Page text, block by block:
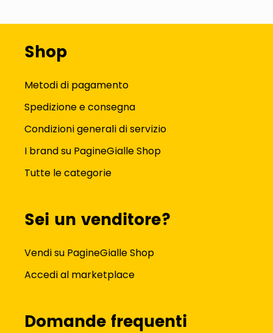
Shop
Metodi di pagamento
Spedizione e consegna
Condizioni generali di servizio
I brand su PagineGialle Shop
Tutte le categorie
Sei un venditore?
Vendi su PagineGialle Shop
Accedi al marketplace
Domande frequenti